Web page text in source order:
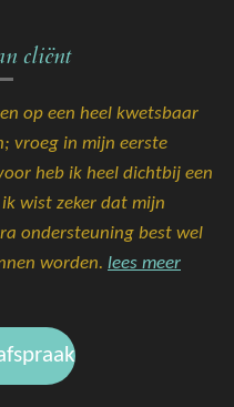
cliënt
op een heel kwetsbaar
vroeg in mijn eerste
heb ik heel dichtbij een
wist zeker dat mijn
ondersteuning best wel
worden. lees meer